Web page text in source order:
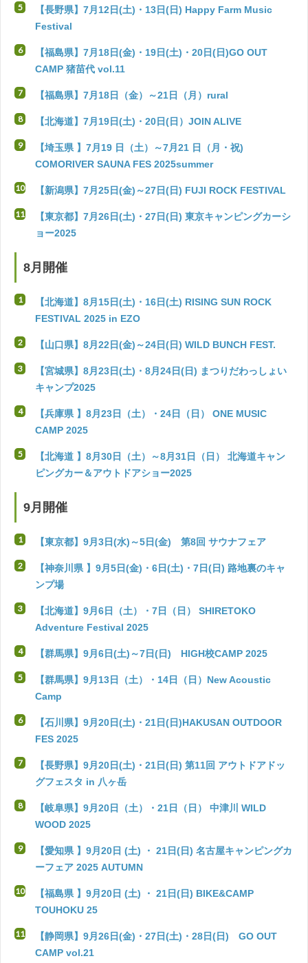
【長野県】7月12日(土)・13日(日) Happy Farm Music
Festival
【福島県】7月18日(金)・19日(土)・20日(日)GO OUT
CAMP 猪苗代 vol.11
【福島県】7月18日（金）～21日（月）rural
【北海道】7月19日(土)・20日(日）JOIN ALIVE
【埼玉県 】7月19 日（土）～7月21 日（月・祝)
COMORIVER SAUNA FES 2025summer
【新潟県】7月25日(金)～27日(日) FUJI ROCK FESTIVAL
【東京都】7月26日(土)・27日(日) 東京キャンピングカーシ
ョー2025
8月開催
【北海道】8月15日(土)・16日(土) RISING SUN ROCK
FESTIVAL 2025 in EZO
【山口県】8月22日(金)～24日(日) WILD BUNCH FEST.
【宮城県】8月23日(土)・8月24日(日) まつりだわっしょい
キャンプ2025
【兵庫県 】8月23日（土）・24日（日） ONE MUSIC
CAMP 2025
【北海道 】8月30日（土）～8月31日（日） 北海道キャン
ピングカー＆アウトドアショー2025
9月開催
【東京都】9月3日(水)～5日(金) 第8回 サウナフェア
【神奈川県 】9月5日(金)・6日(土)・7日(日) 路地裏のキャ
ンプ場
【北海道】9月6日（土）・7日（日） SHIRETOKO
Adventure Festival 2025
【群馬県】9月6日(土)～7日(日) HIGH校CAMP 2025
【群馬県】9月13日（土）・14日（日）New Acoustic
Camp
【石川県】9月20日(土)・21日(日)HAKUSAN OUTDOOR
FES 2025
【長野県】9月20日(土)・21日(日) 第11回 アウトドアドッ
グフェスタ in 八ヶ岳
【岐阜県】9月20日（土）・21日（日） 中津川 WILD
WOOD 2025
【愛知県 】9月20日 (土) ・ 21日(日) 名古屋キャンピングカ
ーフェア 2025 AUTUMN
【福島県 】9月20日 (土) ・ 21日(日) BIKE&CAMP
TOUHOKU 25
【静岡県】9月26日(金)・27日(土)・28日(日) GO OUT
CAMP vol.21